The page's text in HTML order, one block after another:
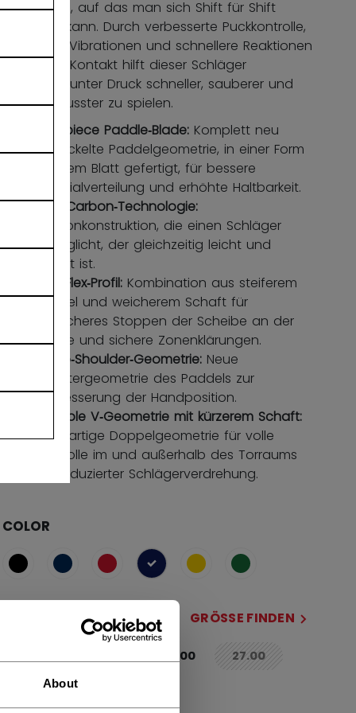
About
Spielgefühl, auf das man sich Shift für Shift
verlassen kann. Durch verbesserte Puckkontrolle,
reduzierte Vibrationen und schnellere Reaktionen
bei jedem Kontakt hilft dieser Schläger
Torhütern, unter Druck schneller, sauberer und
selbstbewusster zu spielen.
One‑piece Paddle‑Blade: Komplett neu
entwickelte Paddelgeometrie, in einer Form
mit dem Blatt gefertigt, für bessere
Materialverteilung und erhöhte Haltbarkeit.
Pure Carbon‑Technologie:
Carbonkonstruktion, die einen Schläger
ermöglicht, der gleichzeitig leicht und
robust ist.
High‑Flex‑Profil: Kombination aus steiferem
Paddel und weicherem Schaft für
einfacheres Stoppen der Scheibe an der
Bande und sichere Zonenklärungen.
Steep‑Shoulder‑Geometrie: Neue
Schultergeometrie des Paddels zur
Verbesserung der Handposition.
Variable V‑Geometrie mit kürzerem Schaft:
Einzigartige Doppelgeometrie für volle
Kontrolle im und außerhalb des Torraums
bei reduzierter Schlägerverdrehung.
COLOR
ausgewählt
GRÖSSE FINDEN
not.available
26.00 27.00not.available
SCHLÄGERSEITE